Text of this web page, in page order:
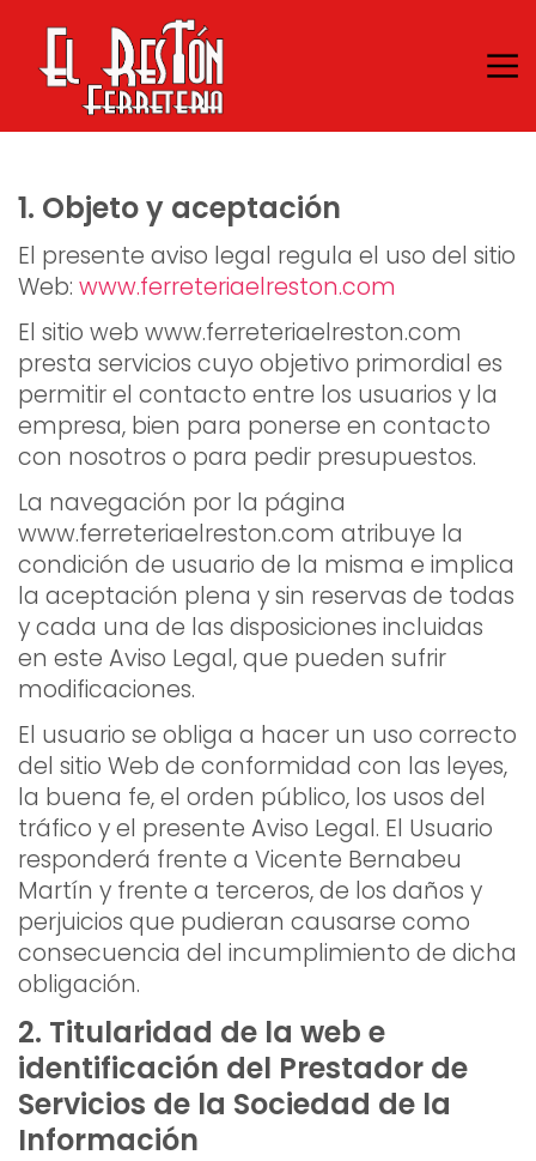
1. Objeto y aceptación
El presente aviso legal regula el uso del sitio
Web: www.ferreteriaelreston.com
El sitio web www.ferreteriaelreston.com
presta servicios cuyo objetivo primordial es
permitir el contacto entre los usuarios y la
empresa, bien para ponerse en contacto
con nosotros o para pedir presupuestos.
La navegación por la página
www.ferreteriaelreston.com atribuye la
condición de usuario de la misma e implica
la aceptación plena y sin reservas de todas
y cada una de las disposiciones incluidas
en este Aviso Legal, que pueden sufrir
modificaciones.
El usuario se obliga a hacer un uso correcto
del sitio Web de conformidad con las leyes,
la buena fe, el orden público, los usos del
tráfico y el presente Aviso Legal. El Usuario
responderá frente a Vicente Bernabeu
Martín y frente a terceros, de los daños y
perjuicios que pudieran causarse como
consecuencia del incumplimiento de dicha
obligación.
2. Titularidad de la web e
identificación del Prestador de
Servicios de la Sociedad de la
Información